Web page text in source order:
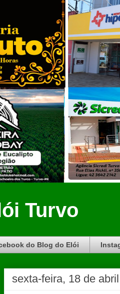
Turvo
do Blog do Elói
sexta-feira, 18 de